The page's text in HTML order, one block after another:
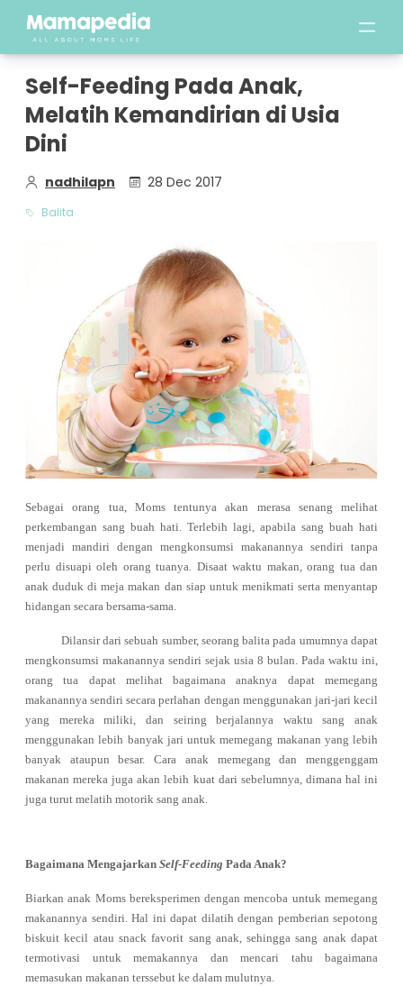
Self-Feeding Pada Anak,
Melatih Kemandirian di Usia
Dini
nadhilapn 28 Dec 2017
Balita
Sebagai orang tua, Moms tentunya akan merasa senang melihat
perkembangan sang buah hati. Terlebih lagi, apabila sang buah hati
menjadi mandiri dengan mengkonsumsi makanannya sendiri tanpa
perlu disuapi oleh orang tuanya. Disaat waktu makan, orang tua dan
anak duduk di meja makan dan siap untuk menikmati serta menyantap
hidangan secara bersama-sama.
Dilansir dari sebuah sumber, seorang balita pada umumnya dapat
mengkonsumsi makanannya sendiri sejak usia 8 bulan. Pada waktu ini,
orang tua dapat melihat bagaimana anaknya dapat memegang
makanannya sendiri secara perlahan dengan menggunakan jari-jari kecil
yang mereka miliki, dan seiring berjalannya waktu sang anak
menggunakan lebih banyak jari untuk memegang makanan yang lebih
banyak ataupun besar. Cara anak memegang dan menggenggam
makanan mereka juga akan lebih kuat dari sebelumnya, dimana hal ini
juga turut melatih motorik sang anak.
Bagaimana Mengajarkan Self-Feeding Pada Anak?
Biarkan anak Moms bereksperimen dengan mencoba untuk memegang
makanannya sendiri. Hal ini dapat dilatih dengan pemberian sepotong
biskuit kecil atau snack favorit sang anak, sehingga sang anak dapat
termotivasi untuk memakannya dan mencari tahu bagaimana
memasukan makanan terssebut ke dalam mulutnya.